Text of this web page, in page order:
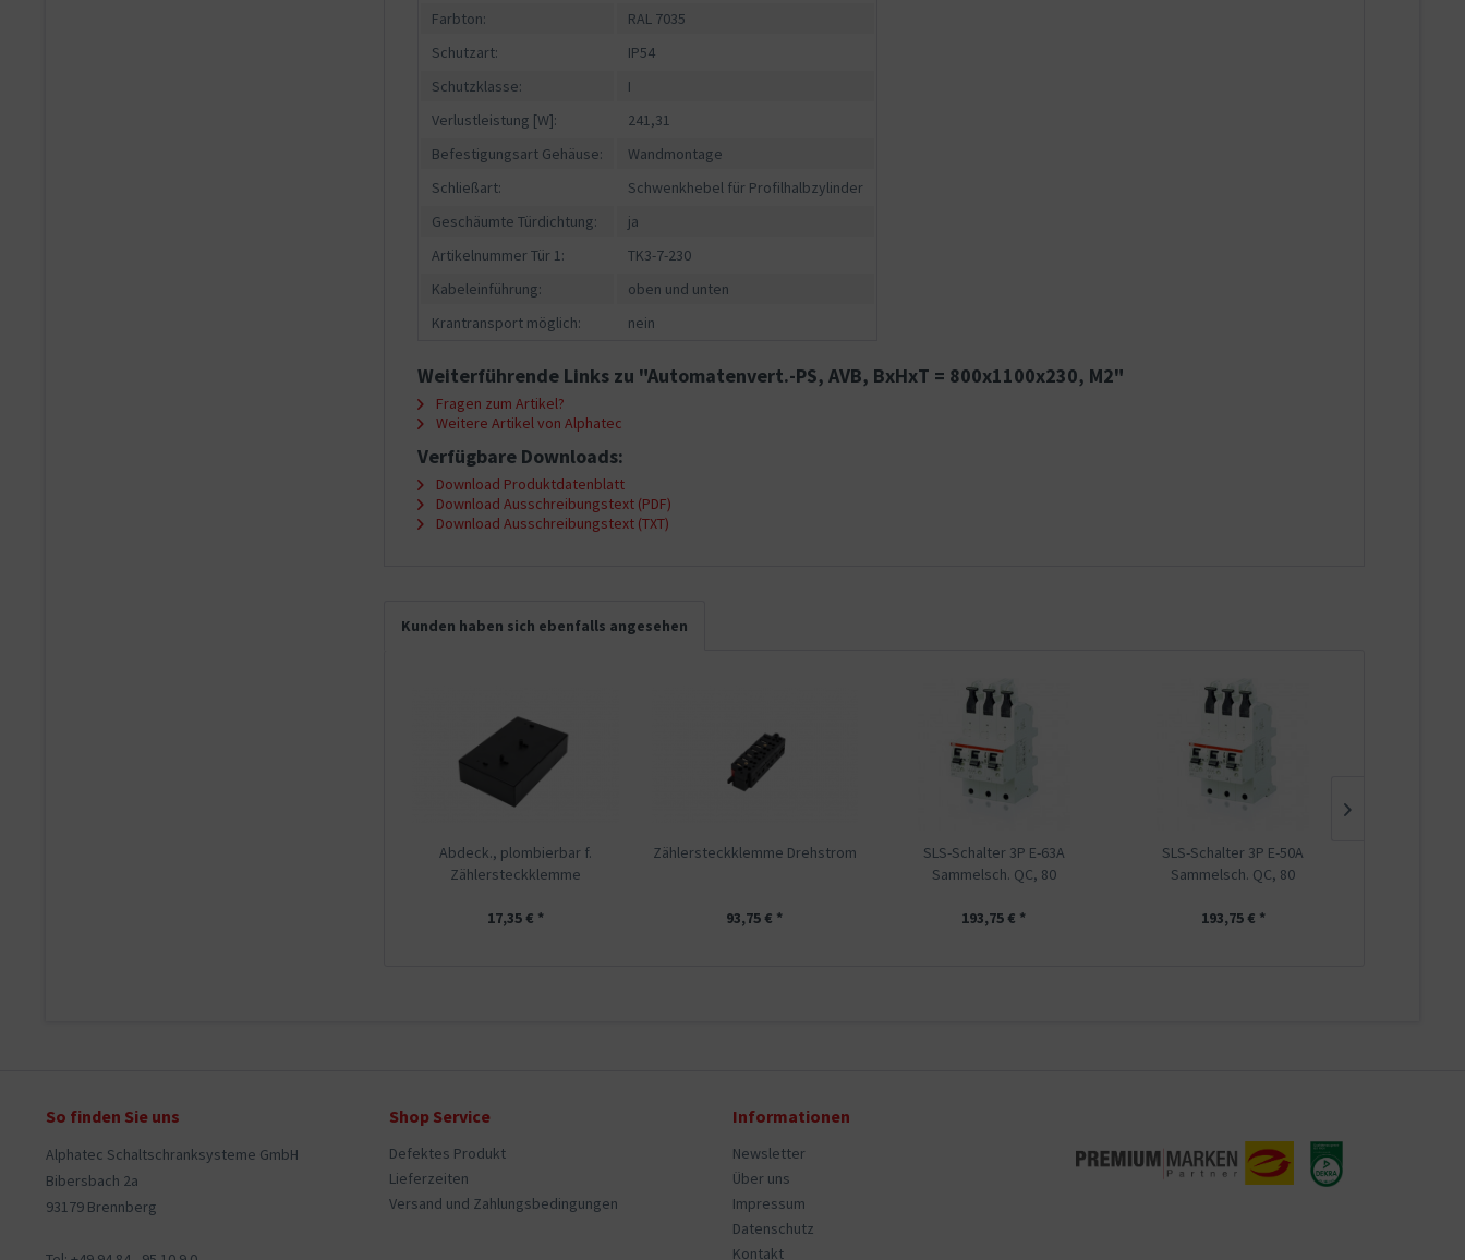
Farbton:
RAL 7035
Schutzart:
IP54
Schutzklasse:
I
Verlustleistung [W]:
241,31
Befestigungsart Gehäuse:
Wandmontage
Schließart:
Schwenkhebel für Profilhalbzylinder
Geschäumte Türdichtung:
ja
Artikelnummer Tür 1:
TK3-7-230
Kabeleinführung:
oben und unten
Krantransport möglich:
nein
Weiterführende Links zu "Automatenvert.-PS, AVB, BxHxT = 800x1100x230, M2"
Fragen zum Artikel?
Weitere Artikel von Alphatec
Verfügbare Downloads:
Download Produktdatenblatt
Download Ausschreibungstext (PDF)
Download Ausschreibungstext (TXT)
Kunden haben sich ebenfalls angesehen
Abdeck., plombierbar f.
Zählersteckklemme
17,35 € *
Zählersteckklemme Drehstrom
93,75 € *
SLS-Schalter 3P E-63A
Sammelsch. QC, 80
193,75 € *
SLS-Schalter 3P E-50A
Sammelsch. QC, 80
193,75 € *
So finden Sie uns
Alphatec Schaltschranksysteme GmbH
Bibersbach 2a
93179 Brennberg
Shop Service
Defektes Produkt
Lieferzeiten
Versand und Zahlungsbedingungen
Informationen
Newsletter
Über uns
Impressum
Datenschutz
Kontakt